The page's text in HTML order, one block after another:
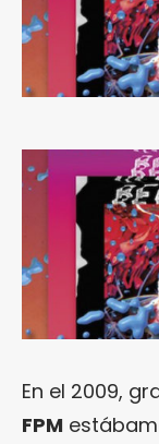
En el 2009,
FPM